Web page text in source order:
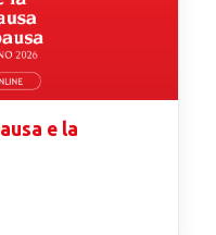
e la